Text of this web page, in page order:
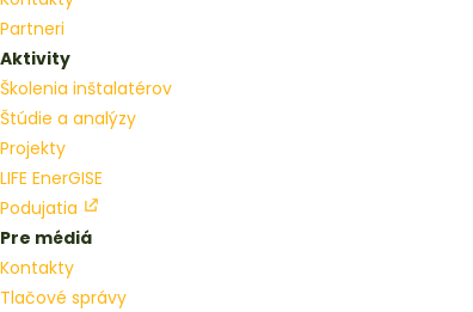
Partneri
Aktivity
Školenia inštalatérov
Štúdie a analýzy
Projekty
LIFE EnerGISE
Podujatia
Pre médiá
Kontakty
Tlačové správy